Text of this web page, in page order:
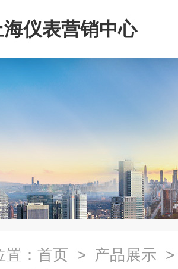
海仪表营销中心
： 首页 > 产品展示